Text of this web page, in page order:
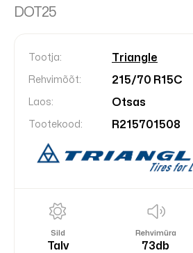
DOT25
Tootja: Triangle
Rehvimõõt: 215/70 R15C
Laos: Otsas
Tootekood: R215701508
Sild
Talv
Rehvimüra
73db